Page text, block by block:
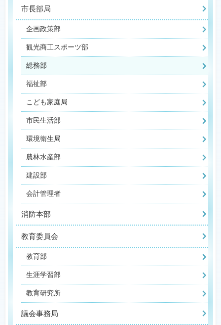
市長部局
企画政策部
観光商工スポーツ部
総務部
福祉部
こども家庭局
市民生活部
環境衛生局
農林水産部
建設部
会計管理者
消防本部
教育委員会
教育部
生涯学習部
教育研究所
議会事務局